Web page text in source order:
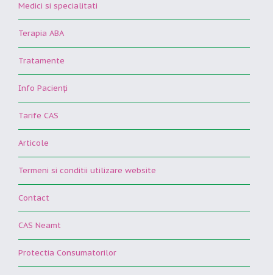
Medici si specialitati
Terapia ABA
Tratamente
Info Pacienţi
Tarife CAS
Articole
Termeni si conditii utilizare website
Contact
CAS Neamt
Protectia Consumatorilor